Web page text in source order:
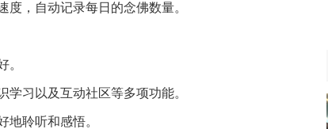
，自动记录每日的念佛数量。
。
习以及互动社区等多项功能。
地聆听和感悟。